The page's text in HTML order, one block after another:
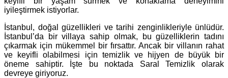
iyileştirmek istiyorlar.
İstanbul, doğal güzellikleri ve tarihi zenginlikleriyle ünlüdür.
İstanbul’da bir villaya sahip olmak, bu güzelliklerin tadını
çıkarmak için mükemmel bir fırsattır. Ancak bir villanın rahat
ve keyifli olabilmesi için temizlik ve hijyen de büyük bir
öneme sahiptir. İşte bu noktada Saral Temizlik olarak
devreye giriyoruz.